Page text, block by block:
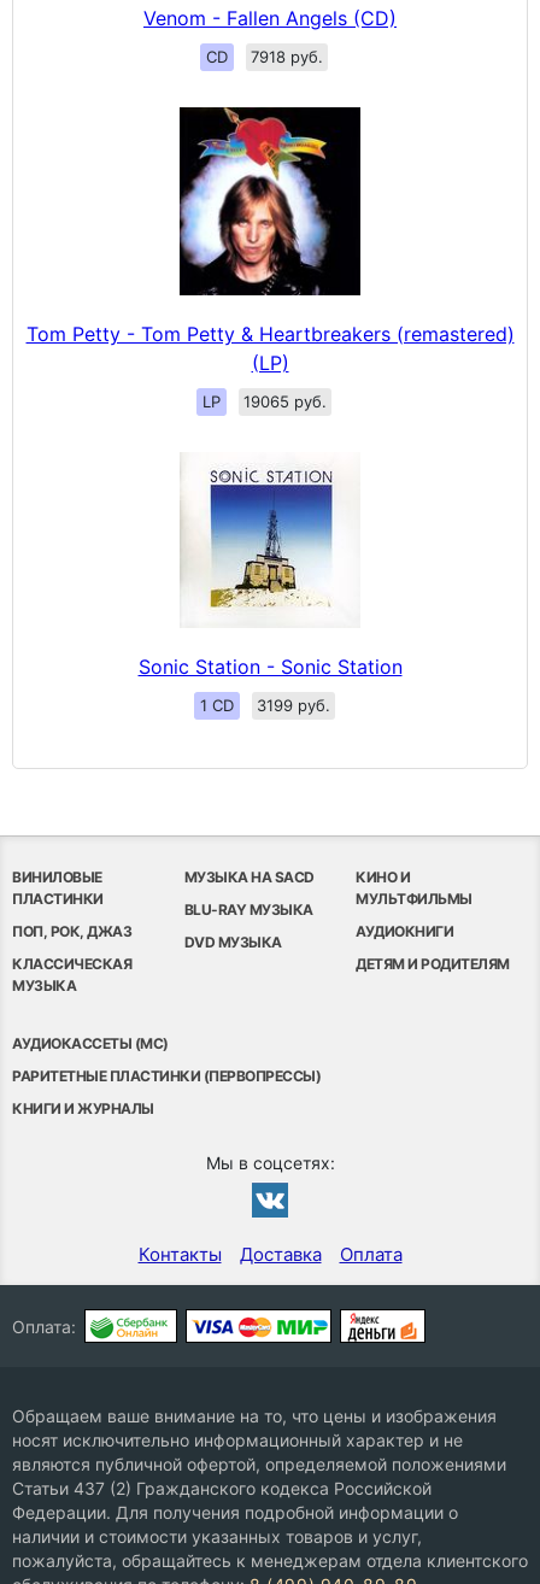
Venom - Fallen Angels (CD)
CD 7918 руб.
Tom Petty - Tom Petty & Heartbreakers (remastered)
(LP)
LP 19065 руб.
Sonic Station - Sonic Station
1 CD 3199 руб.
ВИНИЛОВЫЕ
ПЛАСТИНКИ
ПОП, РОК, ДЖАЗ
КЛАССИЧЕСКАЯ
МУЗЫКА
МУЗЫКА НА SACD
BLU-RAY МУЗЫКА
DVD МУЗЫКА
КИНО И
МУЛЬТФИЛЬМЫ
АУДИОКНИГИ
ДЕТЯМ И РОДИТЕЛЯМ
АУДИОКАССЕТЫ (MC)
РАРИТЕТНЫЕ ПЛАСТИНКИ (ПЕРВОПРЕССЫ)
КНИГИ И ЖУРНАЛЫ
Мы в соцсетях:
Контакты Доставка Оплата
Оплата:
Обращаем ваше внимание на то, что цены и изображения
носят исключительно информационный характер и не
являются публичной офертой, определяемой положениями
Статьи 437 (2) Гражданского кодекса Российской
Федерации. Для получения подробной информации о
наличии и стоимости указанных товаров и услуг,
пожалуйста, обращайтесь к менеджерам отдела клиентского